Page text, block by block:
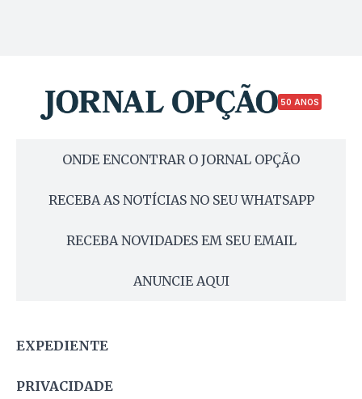
50 ANOS
ONDE ENCONTRAR O JORNAL OPÇÃO
RECEBA AS NOTÍCIAS NO SEU WHATSAPP
RECEBA NOVIDADES EM SEU EMAIL
ANUNCIE AQUI
EXPEDIENTE
PRIVACIDADE